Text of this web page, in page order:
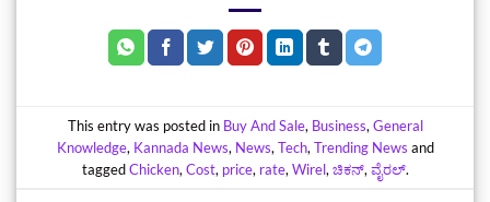
This entry was posted in Buy And Sale, Business, General
Knowledge, Kannada News, News, Tech, Trending News and
taggedChicken, Cost, price, rate, Wirel, ಚಿಕನ್‌, ವೈರಲ್.